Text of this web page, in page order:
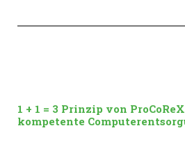
1 + 1 = 3 Prinzip von
kompetente